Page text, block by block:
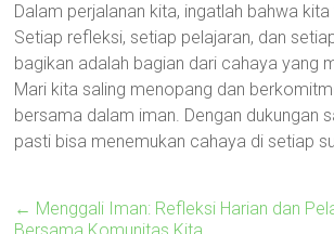
Dalam perjalanan kita, ingatlah bahwa
Setiap refleksi, setiap pelajaran, dan
bagikan adalah bagian dari cahaya yang
Mari kita saling menopang dan
bersama dalam iman. Dengan dukungan
pasti bisa menemukan cahaya di setiap
← Menggali Iman: Refleksi Harian dan